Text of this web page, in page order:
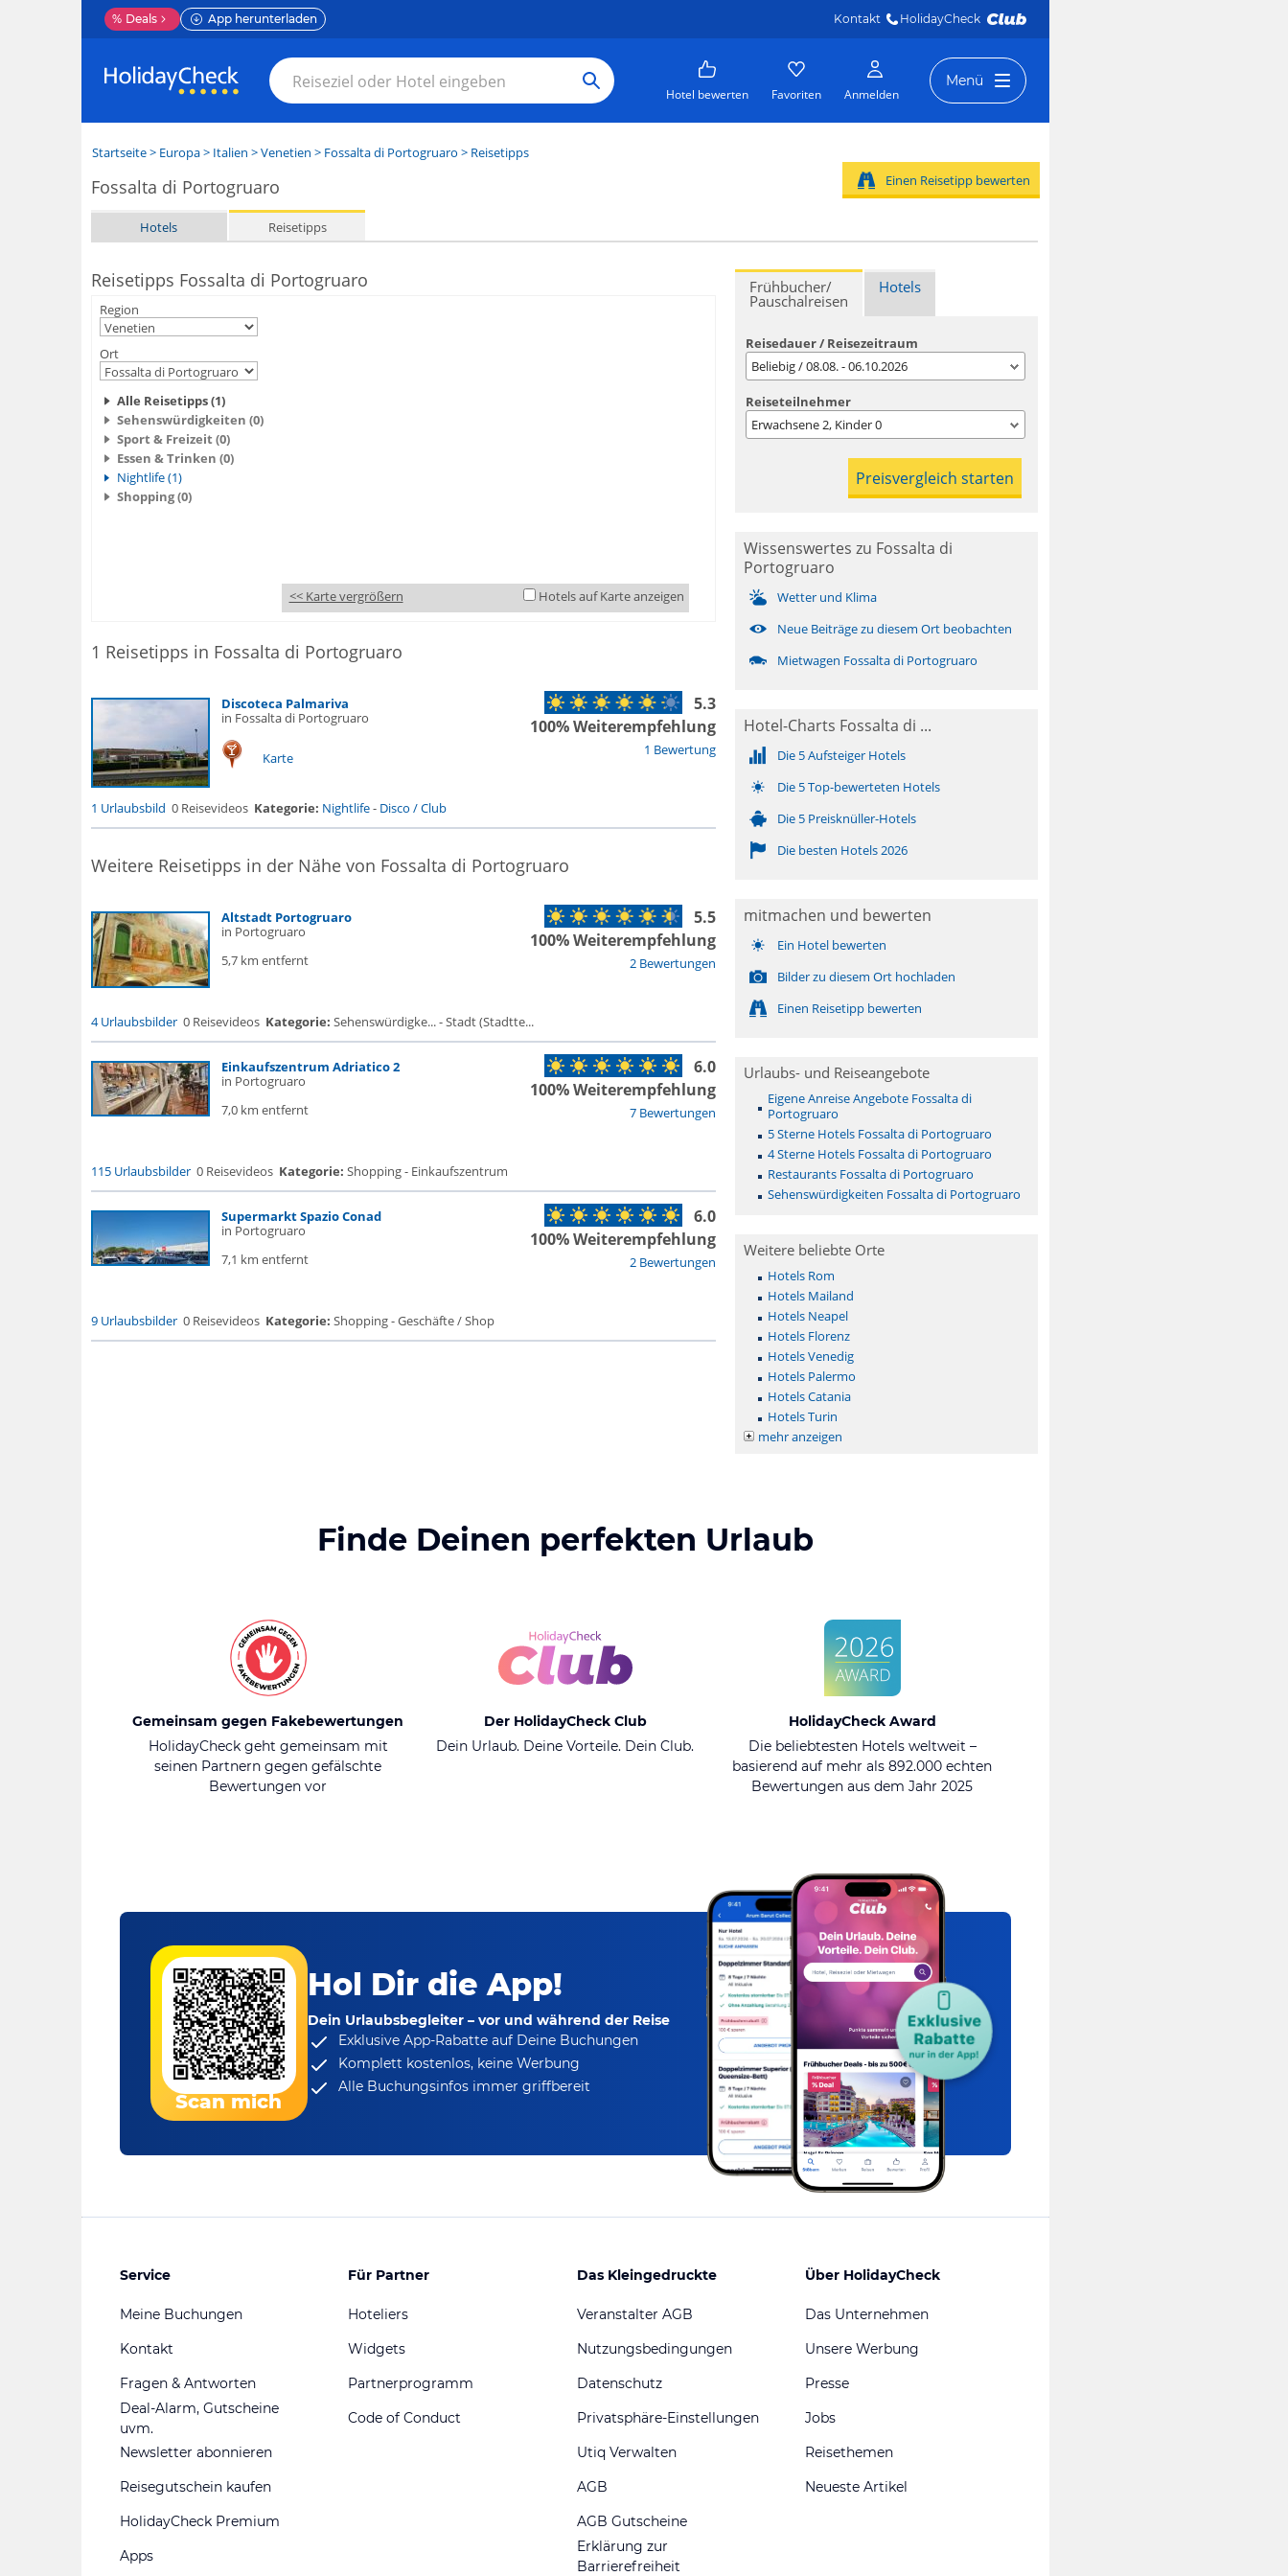
% Deals App herunterladen Kontakt HolidayCheck
Hotel bewerten Favoriten Anmelden
Menü
Startseite> Europa> Italien >Venetien > Fossalta di Portogruaro > Reisetipps
Fossalta di Portogruaro
Hotels Reisetipps
Einen Reisetipp bewerten
Reisetipps Fossalta di Portogruaro
Region
Ort
Alle Reisetipps (1)
Sehenswürdigkeiten (0)
Sport & Freizeit (0)
Essen & Trinken (0)
Nightlife (1)
Shopping (0)
<< Karte vergrößern Hotels auf Karte anzeigen
1 Reisetipps in Fossalta di Portogruaro
Discoteca Palmariva
in Fossalta di Portogruaro
Karte 1 Bewertung
5.3
100% Weiterempfehlung
1 Urlaubsbild 0 Reisevideos Kategorie: Nightlife- Disco / Club
Weitere Reisetipps in der Nähe von Fossalta di Portogruaro
Altstadt Portogruaro
in Portogruaro
5,7 km entfernt
2 Bewertungen
5.5
100% Weiterempfehlung
4 Urlaubsbilder 0 Reisevideos Kategorie: Sehenswürdigke... - Stadt (Stadtte...
Einkaufszentrum Adriatico 2
in Portogruaro
7,0 km entfernt
7 Bewertungen
6.0
100% Weiterempfehlung
115 Urlaubsbilder 0 Reisevideos Kategorie: Shopping - Einkaufszentrum
Supermarkt Spazio Conad
in Portogruaro
7,1 km entfernt
2 Bewertungen
6.0
100% Weiterempfehlung
9 Urlaubsbilder 0 Reisevideos Kategorie: Shopping - Geschäfte / Shop
Frühbucher/
Pauschalreisen
Hotels
Reisedauer / Reisezeitraum
Beliebig / 08.08. - 06.10.2026
Reiseteilnehmer
Erwachsene2, Kinder0
Wissenswertes zu Fossalta di
Portogruaro
Wetter und Klima
Neue Beiträge zu diesem Ort beobachten
Mietwagen Fossalta di Portogruaro
Hotel-Charts Fossalta di ...
Die 5 Aufsteiger Hotels
Die 5 Top-bewerteten Hotels
Die 5 Preisknüller-Hotels
Die besten Hotels 2026
mitmachen und bewerten
Ein Hotel bewerten
Bilder zu diesem Ort hochladen
Einen Reisetipp bewerten
Urlaubs- und Reiseangebote
Eigene Anreise Angebote Fossalta di
Portogruaro
5 Sterne Hotels Fossalta di Portogruaro
4 Sterne Hotels Fossalta di Portogruaro
Restaurants Fossalta di Portogruaro
Sehenswürdigkeiten Fossalta di Portogruaro
Weitere beliebte Orte
Hotels Rom
Hotels Mailand
Hotels Neapel
Hotels Florenz
Hotels Venedig
Hotels Palermo
Hotels Catania
Hotels Turin
mehr anzeigen
Finde Deinen perfekten Urlaub
Gemeinsam gegen Fakebewertungen
HolidayCheck geht gemeinsam mit
seinen Partnern gegen gefälschte
Bewertungen vor
Der HolidayCheck Club
Dein Urlaub. Deine Vorteile. Dein Club.
HolidayCheck Award
Die beliebtesten Hotels weltweit –
basierend auf mehr als 892.000 echten
Bewertungen aus dem Jahr 2025
Scan mich
Hol Dir die App!
Dein Urlaubsbegleiter – vor und während der Reise
Exklusive App-Rabatteauf Deine Buchungen
Komplett kostenlos, keine Werbung
Alle Buchungsinfos immer griffbereit
Service
Meine Buchungen
Kontakt
Fragen & Antworten
Deal-Alarm, Gutscheine
uvm.
Newsletter abonnieren
Reisegutschein kaufen
HolidayCheck Premium
Apps
Für Partner
Hoteliers
Widgets
Partnerprogramm
Code of Conduct
Das Kleingedruckte
Veranstalter AGB
Nutzungsbedingungen
Datenschutz
Privatsphäre-Einstellungen
Utiq Verwalten
AGB
AGB Gutscheine
Erklärung zur
Barrierefreiheit
Über HolidayCheck
Das Unternehmen
Unsere Werbung
Presse
Jobs
Reisethemen
Neueste Artikel